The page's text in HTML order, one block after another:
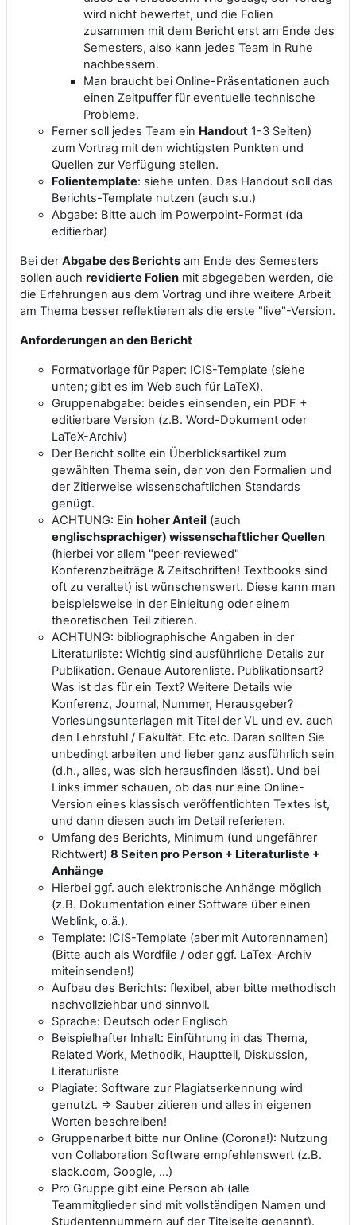
wird nicht bewertet, und die Folien
zusammen mit dem Bericht erst am Ende des
Semesters, also kann jedes Team in Ruhe
nachbessern.
Man braucht bei Online-Präsentationen auch
einen Zeitpuffer für eventuelle technische
Probleme.
Ferner soll jedes Team ein Handout 1-3 Seiten)
zum Vortrag mit den wichtigsten Punkten und
Quellen zur Verfügung stellen.
Folientemplate: siehe unten. Das Handout soll das
Berichts-Template nutzen (auch s.u.)
Abgabe: Bitte auch im Powerpoint-Format (da
editierbar)
Bei derAbgabe des Berichts am Ende des Semesters
sollen auch revidierte Folien mit abgegeben werden, die
die Erfahrungen aus dem Vortrag und ihre weitere Arbeit
am Thema besser reflektieren als die erste "live"-Version.
Anforderungen an den Bericht
Formatvorlage für Paper: ICIS-Template (siehe
unten; gibt es im Web auch für LaTeX).
Gruppenabgabe: beides einsenden, ein PDF +
editierbare Version (z.B. Word-Dokument oder
LaTeX-Archiv)
Der Bericht sollte ein Überblicksartikel zum
gewählten Thema sein, der von den Formalien und
der Zitierweise wissenschaftlichen Standards
genügt.
ACHTUNG: Ein hoher Anteil (auch
englischsprachiger) wissenschaftlicher Quellen
(hierbei vor allem "peer-reviewed"
Konferenzbeiträge & Zeitschriften! Textbooks sind
oft zu veraltet) ist wünschenswert. Diese kann man
beispielsweise in der Einleitung oder einem
theoretischen Teil zitieren.
ACHTUNG: bibliographische Angaben in der
Literaturliste: Wichtig sind ausführliche Details zur
Publikation. Genaue Autorenliste. Publikationsart?
Was ist das für ein Text? Weitere Details wie
Konferenz, Journal, Nummer, Herausgeber?
Vorlesungsunterlagen mit Titel der VL und ev. auch
den Lehrstuhl / Fakultät. Etc etc. Daran sollten Sie
unbedingt arbeiten und lieber ganz ausführlich sein
(d.h., alles, was sich herausfinden lässt). Und bei
Links immer schauen, ob das nur eine Online-
Version eines klassisch veröffentlichten Textes ist,
und dann diesen auch im Detail referieren.
Umfang des Berichts, Minimum (und ungefährer
Richtwert) 8 Seiten pro Person + Literaturliste +
Anhänge
Hierbei ggf. auch elektronische Anhänge möglich
(z.B. Dokumentation einer Software über einen
Weblink, o.ä.).
Template: ICIS-Template (aber mit Autorennamen)
(Bitte auch als Wordfile / oder ggf. LaTex-Archiv
miteinsenden!)
Aufbau des Berichts: flexibel, aber bitte methodisch
nachvollziehbar und sinnvoll.
Sprache: Deutsch oder Englisch
Beispielhafter Inhalt: Einführung in das Thema,
Related Work, Methodik, Hauptteil, Diskussion,
Literaturliste
Plagiate: Software zur Plagiatserkennung wird
genutzt. => Sauber zitieren und alles in eigenen
Worten beschreiben!
Gruppenarbeit bitte nur Online (Corona!): Nutzung
von Collaboration Software empfehlenswert (z.B.
slack.com, Google, ...)
Pro Gruppe gibt eine Person ab (alle
Teammitglieder sind mit vollständigen Namen und
Studentennummern auf der Titelseite genannt).